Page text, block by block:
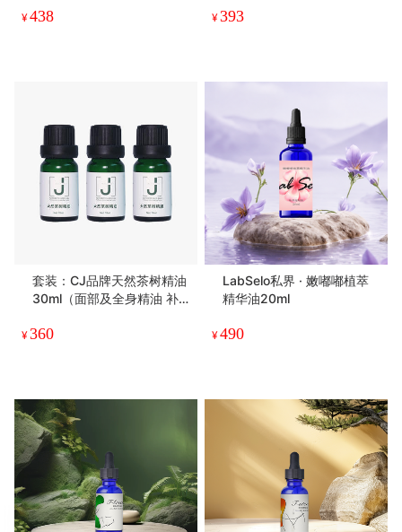
¥438
香按摩精纯油定制款丨
¥393
套装：CJ品牌天然茶树精油
30ml（面部及全身精油 补
¥360
LabSelo私界 · 嫩嘟嘟植萃
精华油20ml
¥490